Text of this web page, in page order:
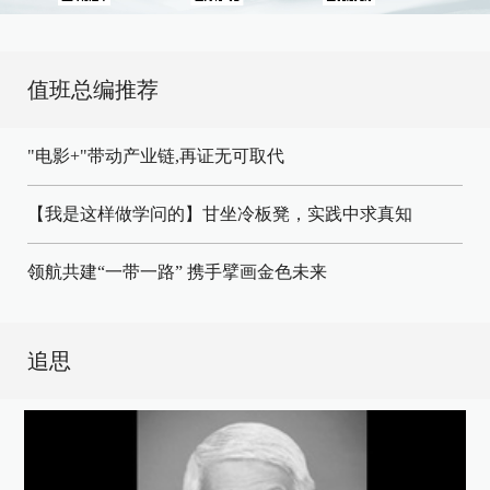
值班总编推荐
"电影+"带动产业链,再证无可取代
【我是这样做学问的】甘坐冷板凳，实践中求真知
领航共建“一带一路” 携手擘画金色未来
追思